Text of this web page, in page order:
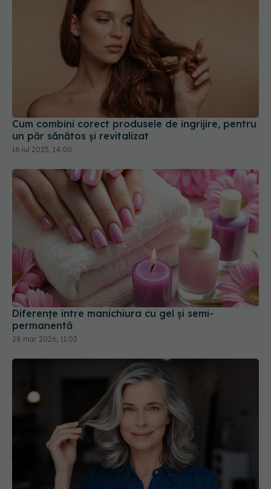
Cum combini corect produsele de îngrijire, pentru
un păr sănătos și revitalizat
16 iul 2025, 14:00
Diferențe între manichiura cu gel și semi-
permanentă
28 mar 2026, 11:03